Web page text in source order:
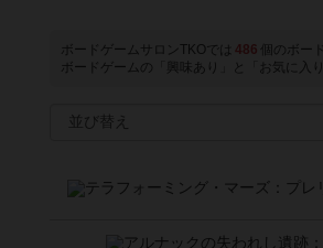
ボードゲームサロンTKOでは 486
個のボ
ボードゲームの「興味あり」と「お気に入